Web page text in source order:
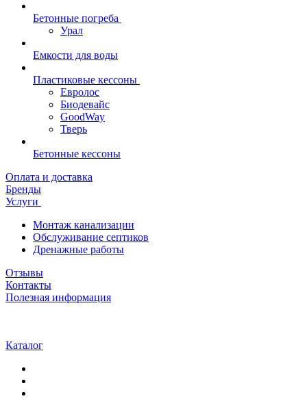
Бетонные погреба
Урал
Емкости для воды
Пластиковые кессоны
Евролос
Биодевайс
GoodWay
Тверь
Бетонные кессоны
Оплата и доставка
Бренды
Услуги
Монтаж канализации
Обслуживание септиков
Дренажные работы
Отзывы
Контакты
Полезная информация
Каталог